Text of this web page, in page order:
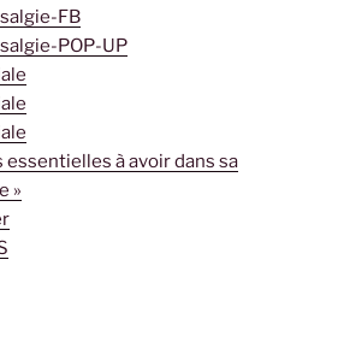
FB
POP-UP
essentielles à avoir dans sa
»